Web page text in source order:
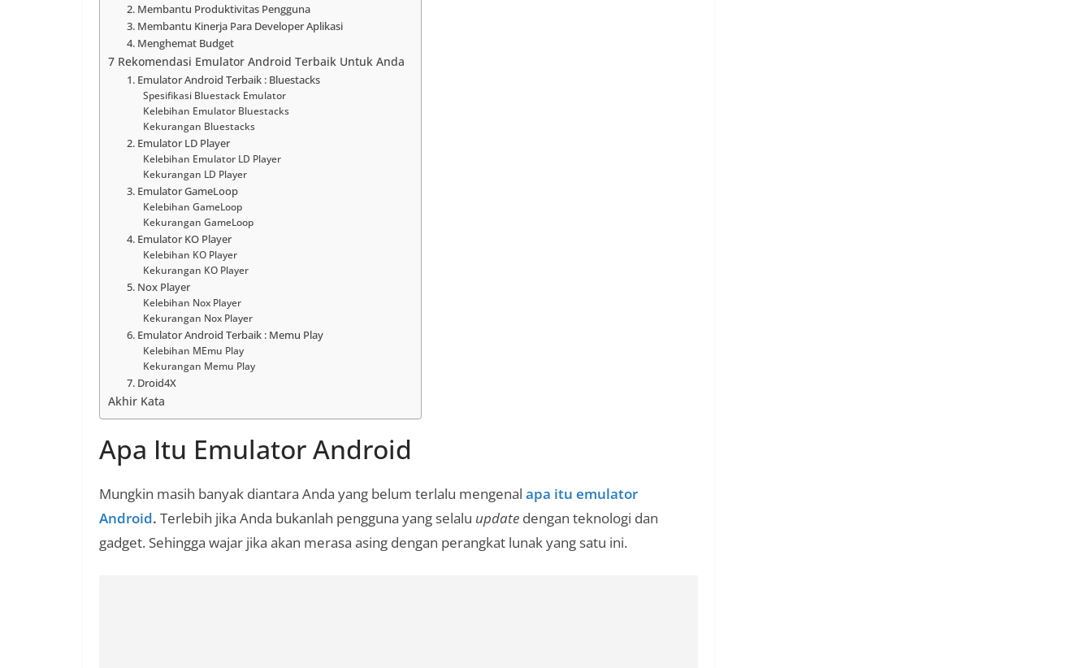
2. Membantu Produktivitas Pengguna
3. Membantu Kinerja Para Developer Aplikasi
4. Menghemat Budget
7 Rekomendasi Emulator Android Terbaik Untuk Anda
1. Emulator Android Terbaik : Bluestacks
Spesifikasi Bluestack Emulator
Kelebihan Emulator Bluestacks
Kekurangan Bluestacks
2. Emulator LD Player
Kelebihan Emulator LD Player
Kekurangan LD Player
3. Emulator GameLoop
Kelebihan GameLoop
Kekurangan GameLoop
4. Emulator KO Player
Kelebihan KO Player
Kekurangan KO Player
5. Nox Player
Kelebihan Nox Player
Kekurangan Nox Player
6. Emulator Android Terbaik : Memu Play
Kelebihan MEmu Play
Kekurangan Memu Play
7. Droid4X
Akhir Kata
Apa Itu Emulator Android
Mungkin masih banyak diantara Anda yang belum terlalu mengenal apa itu emulator
Android. Terlebih jika Anda bukanlah pengguna yang selalu update dengan teknologi dan
gadget. Sehingga wajar jika akan merasa asing dengan perangkat lunak yang satu ini.